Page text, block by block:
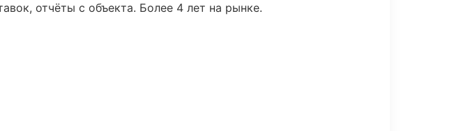
отчёты с объекта. Более 4 лет на рынке.